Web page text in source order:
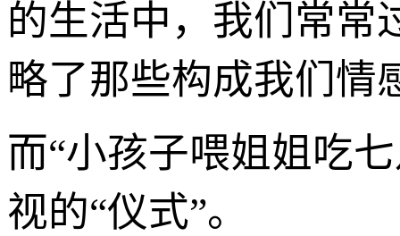
的生活中，我们常常
略了那些构成我们情
而“小孩子喂姐姐吃
视的“仪式”。